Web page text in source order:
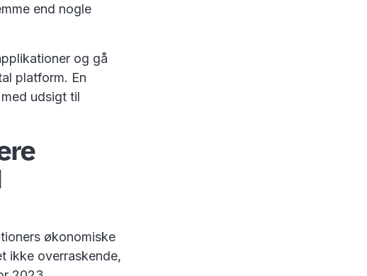
end nogle
og gå
platform. En
udsigt til
økonomiske
ikke overraskende,